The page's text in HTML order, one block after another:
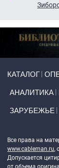
КАТАЛОГ
АНАЛИТИКА
ЗАРУБЕЖЬЕ
Все права на
www.cableman.ru,
Допускается
от объема